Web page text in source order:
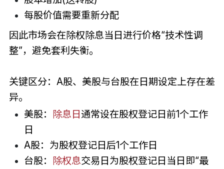
每股价值需要重新分配
因此市场会在除权除息当日进行价格“技术性调
整”，避免套利失衡。
关键区分：A股、美股与台股在日期设定上存在差
异。
美股： 除息日通常设在股权登记日前1个工作
日
A股：为股权登记日后1个工作日
台股： 除权息交易日为股权登记日当日即“最